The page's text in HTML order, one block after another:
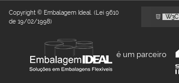
Copyright © Embalagem Ideal. (Lei 9610
de 19/02/1998)
W3C
é um parceiro